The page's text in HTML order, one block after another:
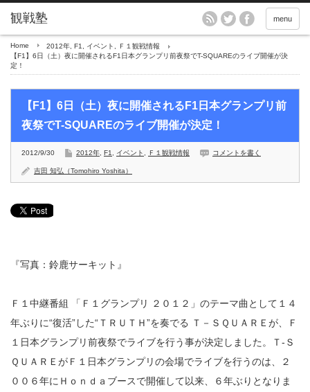
menu
Home 2012年 F1 イベント
Ｆ１観戦情報
【F1】6日（土）夜に開催されるF1日本グランプリ前夜祭でT-SQUAREのライブ開催が決
定！
【F1】6日（土）夜に開催されるF1日本グランプリ前
夜祭でT-SQUAREのライブ開催が決定！
2012/9/30 2012年 F1 イベント Ｆ１観戦情報 コメントを書く
吉田 知弘（Tomohiro Yoshita）
『写真：鈴鹿サーキット』
Ｆ１中継番組 「Ｆ１グランプリ ２０１２」のテーマ曲として１４
年ぶりに“復活”した“ＴＲＵＴＨ”を奏でる Ｔ－ＳＱＵＡＲＥが、Ｆ
１日本グランプリ前夜祭でライブを行う事が決定しました。Ｔ-Ｓ
ＱＵＡＲＥがＦ１日本グランプリの会場でライブを行うのは、２
００６年にＨｏｎｄａブースで開催して以来、６年ぶりとなりま